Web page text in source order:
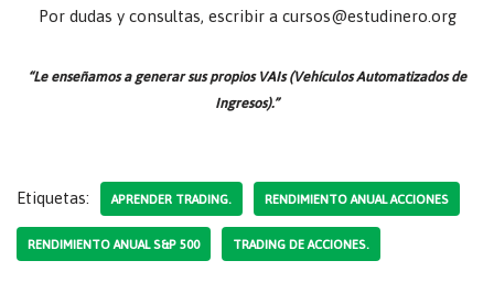
Por dudas y consultas, escribir a cursos@estudinero.org
“Le enseñamos a generar sus propios VAIs (Vehículos Automatizados de
Ingresos).”
Etiquetas: APRENDER TRADING. RENDIMIENTO ANUAL ACCIONES
RENDIMIENTO ANUAL S&P 500 TRADING DE ACCIONES.